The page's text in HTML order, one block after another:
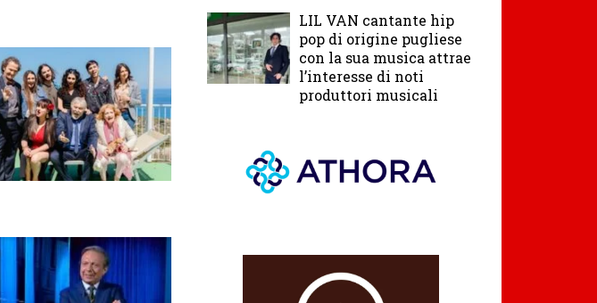
LIL VAN cantante hip
pop di origine pugliese
con la sua musica attrae
l’interesse di noti
produttori musicali